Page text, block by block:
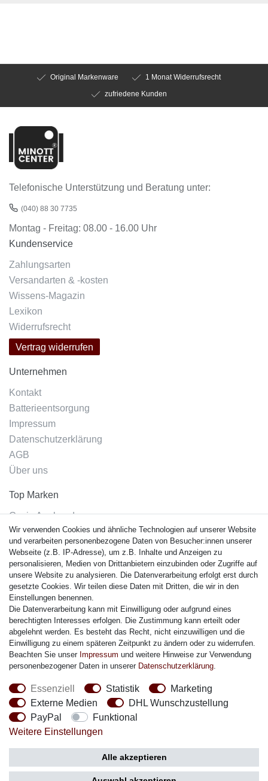
Original Markenware
1 Monat Widerrufsrecht
zufriedene Kunden
Telefonische Unterstützung und Beratung unter:
(040) 88 30 7735
Montag - Freitag: 08.00 - 16.00 Uhr
Kundenservice
Zahlungsarten
Versandarten & -kosten
Wissens-Magazin
Lexikon
Widerrufsrecht
Vertrag widerrufen
Unternehmen
Kontakt
Batterieentsorgung
Impressum
Datenschutzerklärung
AGB
Über uns
Top Marken
Casio Armband
Festina Armband
Citizen Armband
M. Lacroix Armband
J. Lemans Armband
Uhrenarmbänder - Alle
Sicherheit
Social Media
Zahlung
Wir verwenden Cookies und ähnliche Technologien auf unserer Website
und verarbeiten personenbezogene Daten von Besucher:innen unserer
Webseite (z.B. IP-Adresse), um z.B. Inhalte und Anzeigen zu
personalisieren, Medien von Drittanbietern einzubinden oder Zugriffe auf
unsere Website zu analysieren. Die Datenverarbeitung erfolgt erst durch
gesetzte Cookies. Wir teilen diese Daten mit Dritten, die wir in den
Einstellungen benennen.
Die Datenverarbeitung kann mit Einwilligung oder aufgrund eines
berechtigten Interesses erfolgen. Die Zustimmung kann erteilt oder
abgelehnt werden. Es besteht das Recht, nicht einzuwilligen und die
Einwilligung zu einem späteren Zeitpunkt zu ändern oder zu widerrufen.
Beachten Sie unser Impressum und weitere Hinweise zur Verwendung
personenbezogener Daten in unserer Daten­schutz­erklärung
Essenziell Statistik
Marketing
Externe Medien
DHL Wunschzustellung
PayPal
Funktional
Weitere Einstellungen
Alle akzeptieren